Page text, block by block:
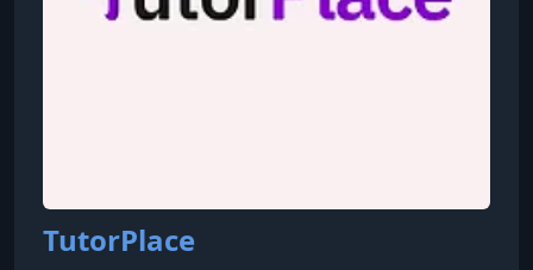
11. Пилатес с акцентом на спину
TutorPlace